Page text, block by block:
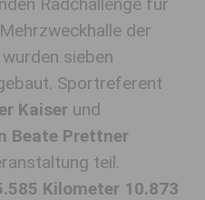
der
wurden sieben
Sportreferent
Kaiser und
Beate Prettner
teil.
Kilometer 10.873